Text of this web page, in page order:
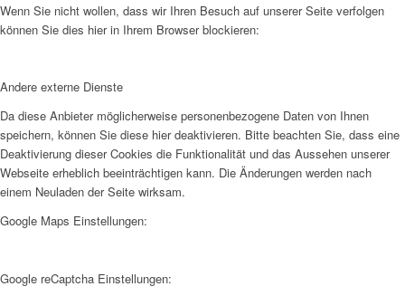
Wenn Sie nicht wollen, dass wir Ihren Besuch auf unserer Seite verfolgen
können Sie dies hier in Ihrem Browser blockieren:
Andere externe Dienste
Da diese Anbieter möglicherweise personenbezogene Daten von Ihnen
speichern, können Sie diese hier deaktivieren. Bitte beachten Sie, dass eine
Deaktivierung dieser Cookies die Funktionalität und das Aussehen unserer
Webseite erheblich beeinträchtigen kann. Die Änderungen werden nach
einem Neuladen der Seite wirksam.
Google Maps Einstellungen:
Google reCaptcha Einstellungen: